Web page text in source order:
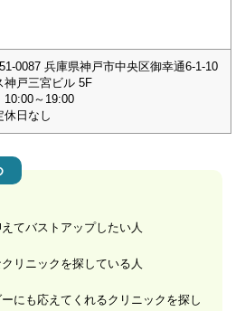
0087 兵庫県神戸市中央区御幸通6-1-10
神戸三宮ビル 5F
10:00～19:00
休日なし
てバストアップしたい人
リニックを探している人
にも応えてくれるクリニックを探し